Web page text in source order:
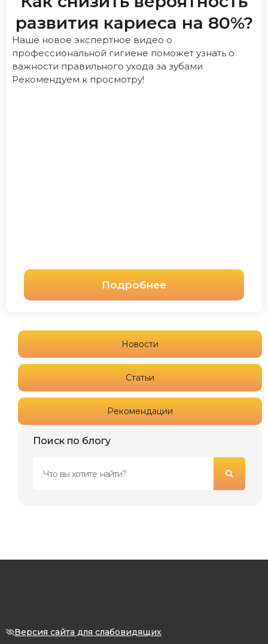
развития кариеса на 80%?
Наше новое экспертное видео о
профессиональной гигиене поможет узнать о
важности правильного ухода за зубами
Рекомендуем к просмотру!
Подробнее
Новости
Статьи
Рекомендации
Поиск по блогу
Версия сайта для слабовидящих